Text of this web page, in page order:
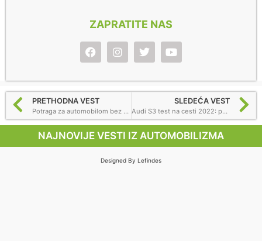
ZAPRATITE NAS
PRETHODNA VEST
Potraga za automobilom bez vozača napravila je lomaču od 75 milijardi dolara
SLEDEĆA VEST
Audi S3 test na cesti 2022: performanse slatke veličine
NAJNOVIJE VESTI IZ AUTOMOBILIZMA
Designed By Lefindes